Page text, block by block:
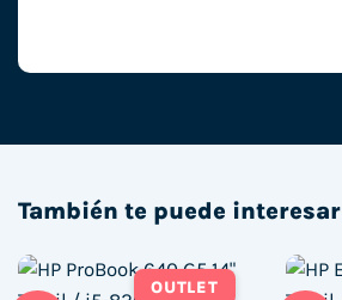
También te puede interesar
OUTLET